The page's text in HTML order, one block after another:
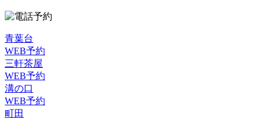
青葉台
WEB予約
三軒茶屋
WEB予約
溝の口
WEB予約
町田